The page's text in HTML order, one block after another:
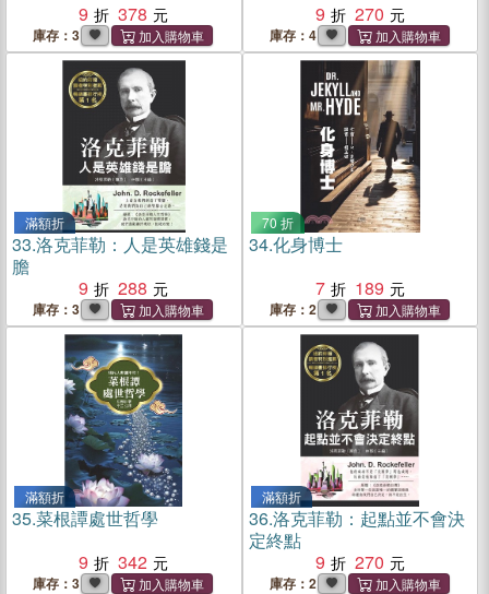
9
378
庫存：3
9
270
庫存：4
滿額折
33.洛克菲勒：人是英雄錢是
膽
9
288
庫存：3
70 折
34.化身博士
7
189
庫存：2
滿額折
35.菜根譚處世哲學
9
342
庫存：3
滿額折
36.洛克菲勒：起點並不會決
定終點
9
270
庫存：2